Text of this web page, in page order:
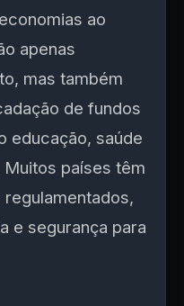
ao
apenas
mas também
de fundos
educação, saúde
países têm
e segurança para